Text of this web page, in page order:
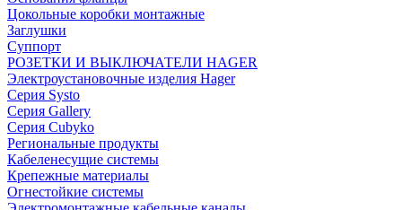
Цокольные коробки монтажные
Заглушки
Суппорт
РОЗЕТКИ И ВЫКЛЮЧАТЕЛИ HAGER
Электроустановочные изделия Hager
Серия Systo
Серия Gallery
Серия Cubyko
Региональные продукты
Кабеленесущие системы
Крепежные материалы
Огнестойкие системы